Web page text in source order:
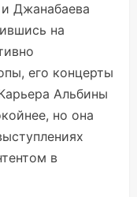
Джанабаева
на
его концерты
Альбины
но она
в